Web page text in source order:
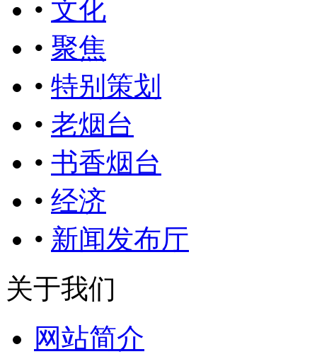
• 文化
• 聚焦
• 特别策划
• 老烟台
• 书香烟台
• 经济
• 新闻发布厅
关于我们
网站简介